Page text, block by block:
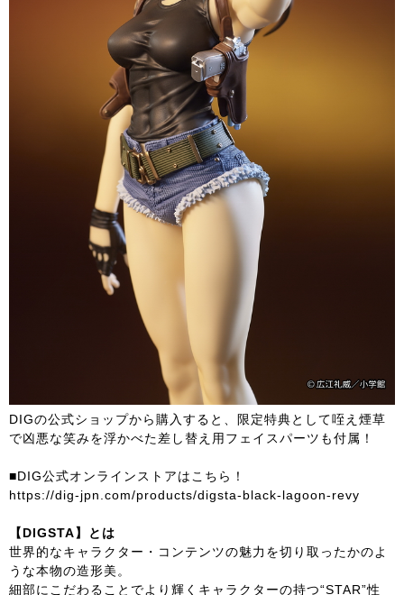
DIGの公式ショップから購入すると、限定特典として咥え煙草
で凶悪な笑みを浮かべた差し替え用フェイスパーツも付属！
■DIG公式オンラインストアはこちら！
https://dig-jpn.com/products/digsta-black-lagoon-revy
【DIGSTA】とは
世界的なキャラクター・コンテンツの魅力を切り取ったかのよ
うな本物の造形美。
細部にこだわることでより輝くキャラクターの持つ“STAR”性